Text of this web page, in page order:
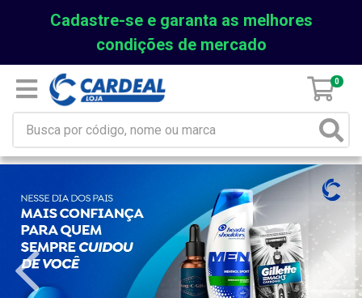
Cadastre-se e garanta as melhores
condições de mercado
0